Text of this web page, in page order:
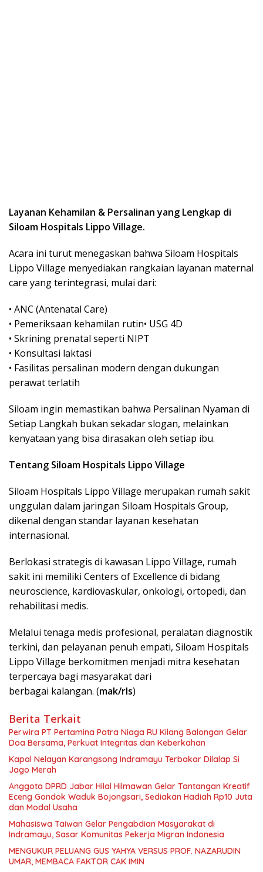
Layanan Kehamilan & Persalinan yang Lengkap di
Siloam Hospitals Lippo Village.
Acara ini turut menegaskan bahwa Siloam Hospitals
Lippo Village menyediakan rangkaian layanan maternal
care yang terintegrasi, mulai dari:
• ANC (Antenatal Care)
• Pemeriksaan kehamilan rutin• USG 4D
• Skrining prenatal seperti NIPT
• Konsultasi laktasi
• Fasilitas persalinan modern dengan dukungan
perawat terlatih
Siloam ingin memastikan bahwa Persalinan Nyaman di
Setiap Langkah bukan sekadar slogan, melainkan
kenyataan yang bisa dirasakan oleh setiap ibu.
Tentang Siloam Hospitals Lippo Village
Siloam Hospitals Lippo Village merupakan rumah sakit
unggulan dalam jaringan Siloam Hospitals Group,
dikenal dengan standar layanan kesehatan
internasional.
Berlokasi strategis di kawasan Lippo Village, rumah
sakit ini memiliki Centers of Excellence di bidang
neuroscience, kardiovaskular, onkologi, ortopedi, dan
rehabilitasi medis.
Melalui tenaga medis profesional, peralatan diagnostik
terkini, dan pelayanan penuh empati, Siloam Hospitals
Lippo Village berkomitmen menjadi mitra kesehatan
terpercaya bagi masyarakat dari
berbagai kalangan. (mak/rls)
Berita Terkait
Perwira PT Pertamina Patra Niaga RU Kilang Balongan Gelar
Doa Bersama, Perkuat Integritas dan Keberkahan
Kapal Nelayan Karangsong Indramayu Terbakar Dilalap Si
Jago Merah
Anggota DPRD Jabar Hilal Hilmawan Gelar Tantangan Kreatif
Eceng Gondok Waduk Bojongsari, Sediakan Hadiah Rp10 Juta
dan Modal Usaha
Mahasiswa Taiwan Gelar Pengabdian Masyarakat di
Indramayu, Sasar Komunitas Pekerja Migran Indonesia
MENGUKUR PELUANG GUS YAHYA VERSUS PROF. NAZARUDIN
UMAR, MEMBACA FAKTOR CAK IMIN